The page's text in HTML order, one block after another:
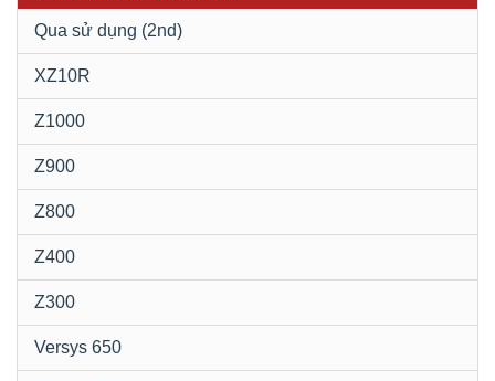
Qua sử dụng (2nd)
XZ10R
Z1000
Z900
Z800
Z400
Z300
Versys 650